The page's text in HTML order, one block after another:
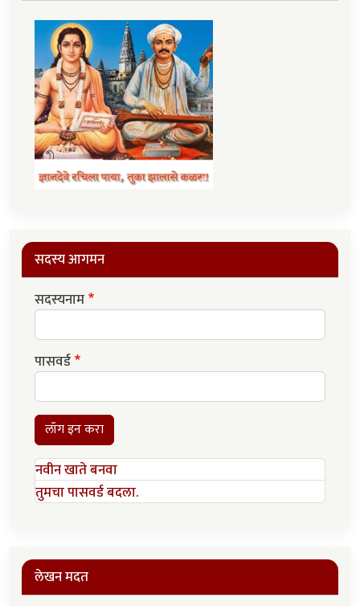
सदस्य आगमन
सदस्यनाम
पासवर्ड
लॉग इन करा
नवीन खाते बनवा
तुमचा पासवर्ड बदला.
लेखन मदत